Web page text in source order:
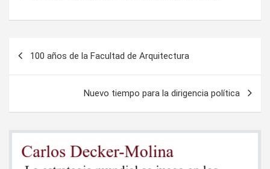
100 años de la Facultad de Arquitectura
Nuevo tiempo para la dirigencia política